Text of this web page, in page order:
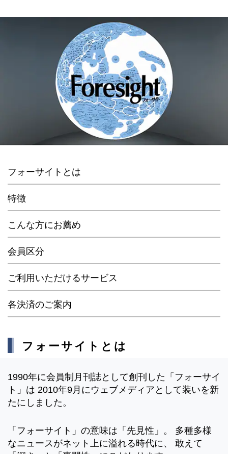
フォーサイトとは
特徴
こんな方にお薦め
会員区分
ご利用いただけるサービス
各決済のご案内
フォーサイトとは
1990年に会員制月刊誌として創刊した「フォーサイ
ト」は 2010年9月にウェブメディアとして装いを新
たにしました。
「フォーサイト」の意味は「先見性」。 多種多様
なニュースがネット上に溢れる時代に、 敢えて